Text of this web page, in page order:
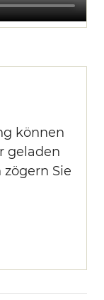
können
geladen
Sie